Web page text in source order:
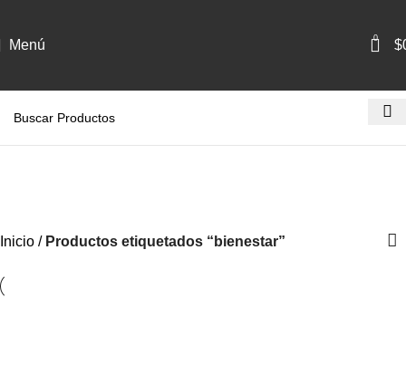
Menú 0 $
Inicio Productos etiquetados “bienestar”